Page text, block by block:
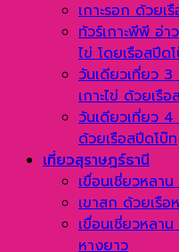
เกาะรอก ด้วยเ
ทัวร์เกาะพีพี อ่า
ไข่ โดยเรือสปีด
วันเดียวเที่ยว 3
เกาะไข่ ด้วยเรื
วันเดียวเที่ยว
ด้วยเรือสปีดโบ๊ท
เที่ยวสุราษฎร์ธานี
เขื่อนเชี่ยวหลา
เขาสก ด้วยเรือ
เขื่อนเชี่ยวหลา
หางยาว